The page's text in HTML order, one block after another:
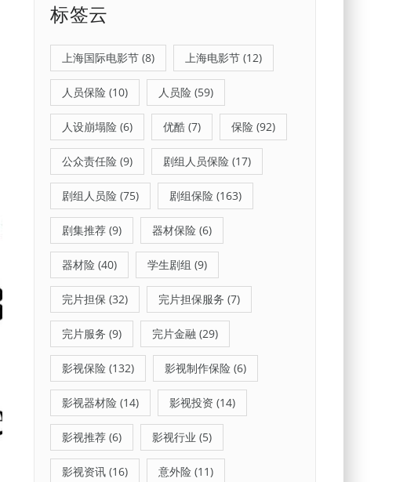
标签云
上海国际电影节 (8) 上海电影节 (12)
人员保险 (10) 人员险 (59)
人设崩塌险 (6) 优酷 (7) 保险 (92)
公众责任险 (9) 剧组人员保险 (17)
剧组人员险 (75) 剧组保险 (163)
剧集推荐 (9) 器材保险 (6)
器材险 (40) 学生剧组 (9)
完片担保 (32) 完片担保服务 (7)
完片服务 (9) 完片金融 (29)
影视保险 (132) 影视制作保险 (6)
影视器材险 (14) 影视投资 (14)
影视推荐 (6) 影视行业 (5)
影视资讯 (16) 意外险 (11)